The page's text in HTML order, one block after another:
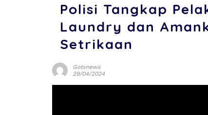
Polisi Tangkap
Laundry dan
Setrikaan
Gotvnews
29/04/2024